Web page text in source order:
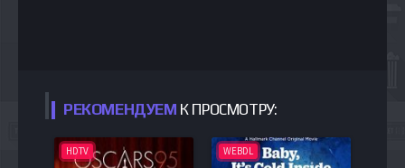
РЕКОМЕНДУЕМ К ПРОСМОТРУ:
HDTV WEBDL